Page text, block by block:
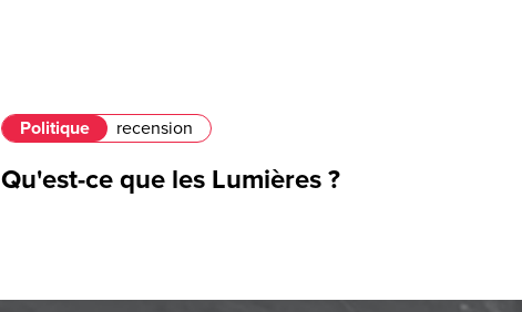
Politique recension
Qu'est-ce que les Lumières ?